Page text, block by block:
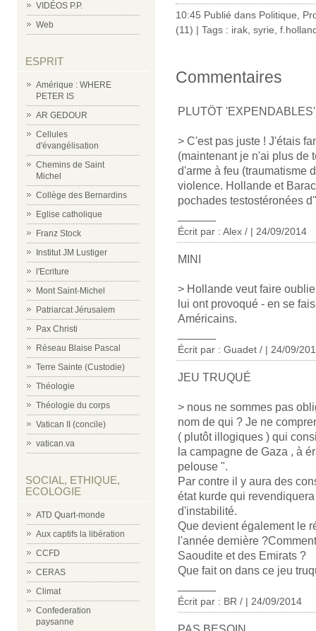
VIDÉOS P.P.
Web
ESPRIT
Amérique : WHERE
PETER IS
AR GEDOUR
Cellules
d'évangélisation
Chemins de Saint
Michel
Collège des Bernardins
Eglise catholique
Franz Stock
Institut JM Lustiger
l'Ecriture
Mont Saint-Michel
Patriarcat Jérusalem
Pax Christi
Réseau Blaise Pascal
Terre Sainte (Custodie)
Théologie
Théologie du corps
Vatican II (concile)
vatican.va
SOCIAL, ETHIQUE,
ECOLOGIE
ATD Quart-monde
Aux captifs la libération
CCFD
CERAS
Climat
Confederation
paysanne
10:45 Publié dans Politique
(11) | Tags : irak syrie
Commentaires
PLUTÖT 'EXPENDABLES'
> C'est pas juste ! J'étais
(maintenant je n'ai plus de
d'arme à feu (traumatisme
violence. Hollande et
pochades testostéronées
Écrit par : Alex / | 24/09/2014
MINI
> Hollande veut faire
lui ont provoqué - en se
Américains.
Écrit par : Guadet / | 24/09/
JEU TRUQUÉ
> nous ne sommes pas
nom de qui ? Je ne
( plutôt illogiques ) qui
la campagne de Gaza , à
pelouse ".
Par contre il y aura des
état kurde qui
d'instabilité.
Que devient également le
l'année dernière
Saoudite et des Emirats ?
Que fait on dans ce jeu
Écrit par : BR / | 24/09/2014